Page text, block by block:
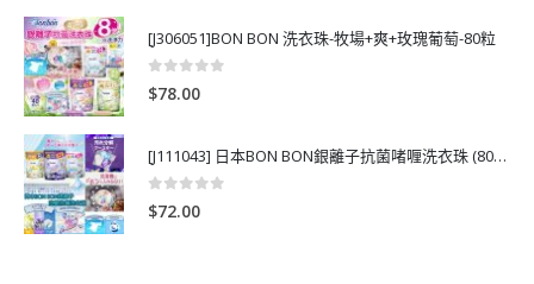
[J306051]BON BON 洗衣珠-牧場+爽+玫瑰葡萄-80粒
0
$78.00
[J111043] 日本BON BON銀離子抗菌啫喱洗衣珠 (80粒)
0
$72.00